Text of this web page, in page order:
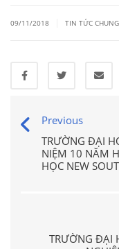
09/11/2018 TIN TỨC CHUNG
Previous
TRƯỜNG ĐẠI
NIỆM 10 NĂM
HỌC NEW
TRƯỜNG ĐẠI